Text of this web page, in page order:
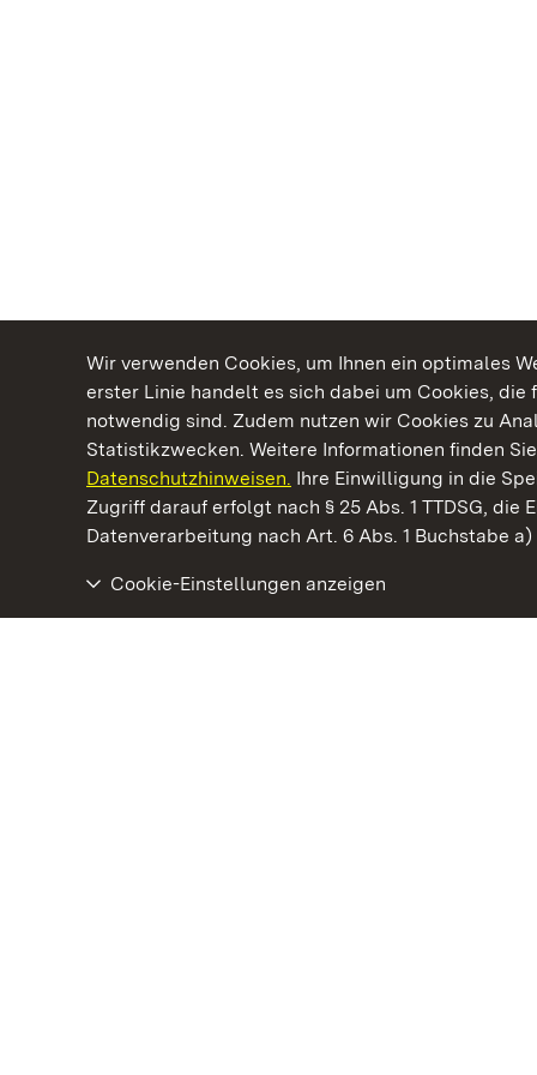
Wir verwenden Cookies, um Ihnen ein optimales
erster Linie handelt es sich dabei um Cookies, die
notwendig sind. Zudem nutzen wir Cookies zu
Statistikzwecken. Weitere Informationen finden
Datenschutzhinweisen. Ihre Einwilligung in die
Zugriff darauf erfolgt nach § 25 Abs. 1 TTDSG, die
Datenverarbeitung nach Art. 6 Abs. 1 Buchstabe a)
Cookie-Einstellungen anzeigen
Kommen. Staunen. Genießen.